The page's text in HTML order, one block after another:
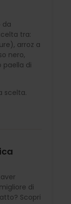
da
tra:
arroz a
nero,
paella di
scelta.
di
Scopri